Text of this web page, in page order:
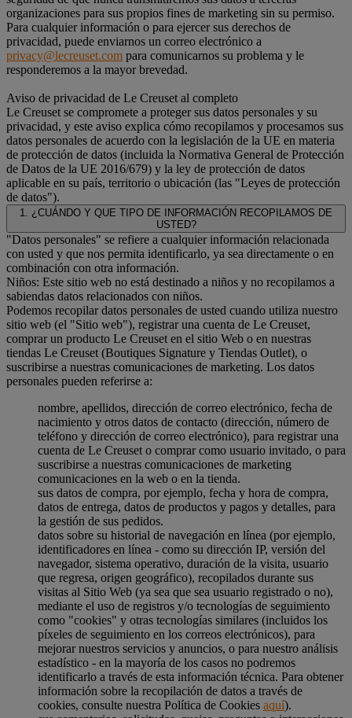
organizaciones para sus propios fines de marketing sin su permiso.
Para cualquier información o para ejercer sus derechos de
privacidad, puede enviarnos un correo electrónico a
privacy@lecreuset.com para comunicarnos su problema y le
responderemos a la mayor brevedad.
Aviso de privacidad de Le Creuset al completo
Le Creuset se compromete a proteger sus datos personales y su
privacidad, y este aviso explica cómo recopilamos y procesamos sus
datos personales de acuerdo con la legislación de la UE en materia
de protección de datos (incluida la Normativa General de Protección
de Datos de la UE 2016/679) y la ley de protección de datos
aplicable en su país, territorio o ubicación (las "Leyes de protección
de datos").
1. ¿CUÁNDO Y QUE TIPO DE INFORMACIÓN RECOPILAMOS DE
USTED?
"Datos personales" se refiere a cualquier información relacionada
con usted y que nos permita identificarlo, ya sea directamente o en
combinación con otra información.
Niños: Este sitio web no está destinado a niños y no recopilamos a
sabiendas datos relacionados con niños.
Podemos recopilar datos personales de usted cuando utiliza nuestro
sitio web (el "Sitio web"), registrar una cuenta de Le Creuset,
comprar un producto Le Creuset en el sitio Web o en nuestras
tiendas Le Creuset (Boutiques Signature y Tiendas Outlet), o
suscribirse a nuestras comunicaciones de marketing. Los datos
personales pueden referirse a:
nombre, apellidos, dirección de correo electrónico, fecha de
nacimiento y otros datos de contacto (dirección, número de
teléfono y dirección de correo electrónico), para registrar una
cuenta de Le Creuset o comprar como usuario invitado, o para
suscribirse a nuestras comunicaciones de marketing
comunicaciones en la web o en la tienda.
sus datos de compra, por ejemplo, fecha y hora de compra,
datos de entrega, datos de productos y pagos y detalles, para
la gestión de sus pedidos.
datos sobre su historial de navegación en línea (por ejemplo,
identificadores en línea - como su dirección IP, versión del
navegador, sistema operativo, duración de la visita, usuario
que regresa, origen geográfico), recopilados durante sus
visitas al Sitio Web (ya sea que sea usuario registrado o no),
mediante el uso de registros y/o tecnologías de seguimiento
como "cookies" y otras tecnologías similares (incluidos los
píxeles de seguimiento en los correos electrónicos), para
mejorar nuestros servicios y anuncios, o para nuestro análisis
estadístico - en la mayoría de los casos no podremos
identificarlo a través de esta información técnica. Para obtener
información sobre la recopilación de datos a través de
cookies, consulte nuestra Política de Cookies aquí).